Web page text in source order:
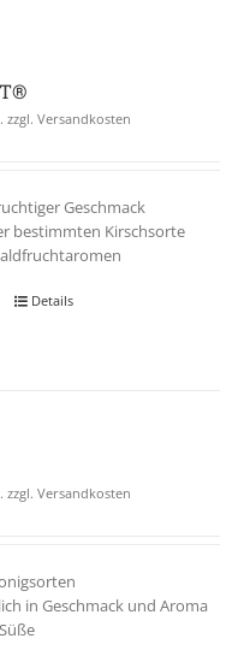
zzgl. Versandkosten
Geschmack
bestimmten Kirschsorte
Details
zzgl. Versandkosten
in Geschmack und Aroma